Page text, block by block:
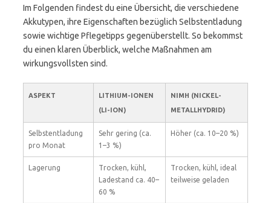
Im Folgenden findest du eine Übersicht, die verschiedene
Akkutypen, ihre Eigenschaften bezüglich Selbstentladung
sowie wichtige Pflegetipps gegenüberstellt. So bekommst
du einen klaren Überblick, welche Maßnahmen am
wirkungsvollsten sind.
ASPEKT
LITHIUM-IONEN
(LI-ION)
NIMH (NICKEL-
METALLHYDRID)
Selbstentladung
pro Monat
Sehr gering (ca.
1–3 %)
Höher (ca. 10–20 %)
Lagerung
Trocken, kühl,
Ladestand ca. 40–
60 %
Trocken, kühl, ideal
teilweise geladen